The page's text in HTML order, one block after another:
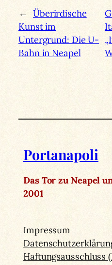
← Überirdische
Kunst im
Untergrund: Die U-
Bahn in Neapel
Portanapoli
Das Tor zu Neapel
2001
Impressum
Haftungsausschluss